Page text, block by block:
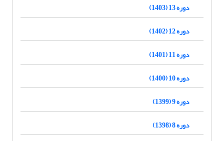
دوره 13 (1403)
دوره 12 (1402)
دوره 11 (1401)
دوره 10 (1400)
دوره 9 (1399)
دوره 8 (1398)